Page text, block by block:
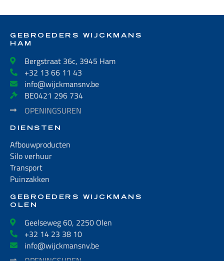
GEBROEDERS WIJCKMANS
HAM
Bergstraat 36c, 3945 Ham
+32 13 66 11 43
info@wijckmansnv.be
BE0421 296 734
OPENINGSUREN
DIENSTEN
Afbouwproducten
Silo verhuur
Transport
Puinzakken
GEBROEDERS WIJCKMANS
OLEN
Geelseweg 60, 2250 Olen
+32 14 23 38 10
info@wijckmansnv.be